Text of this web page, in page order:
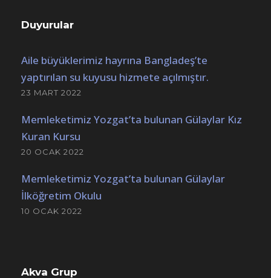
Duyurular
Aile büyüklerimiz hayrına Bangladeş’te
yaptırılan su kuyusu hizmete açılmıştır.
23 MART 2022
Memleketimiz Yozgat’ta bulunan Gülaylar Kız
Kuran Kursu
20 OCAK 2022
Memleketimiz Yozgat’ta bulunan Gülaylar
İlköğretim Okulu
10 OCAK 2022
Akva Grup